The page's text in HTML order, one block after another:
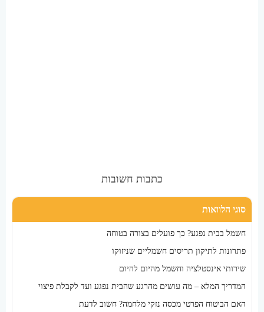
כתבות חשובות
סוגי הלוואות
חשמל בבית נפגע? כך פועלים בצורה בטוחה
פתרונות לתיקון תריסים חשמליים שניזוקו
שירותי אינסטלציה וחשמל מהיום להיום
המדריך המלא – מה עושים מהרגע שהבית נפגע ועד לקבלת פיצוי
האם הביטוח הפרטי מכסה נזקי מלחמה? חשוב לדעת